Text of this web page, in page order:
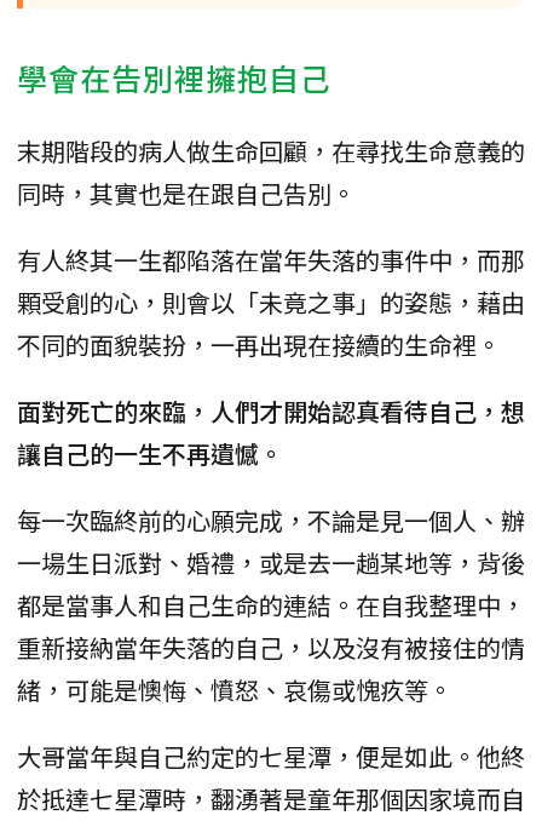
學會在告別裡擁抱自己
末期階段的病人做生命回顧，在尋找生命意義的
同時，其實也是在跟自己告別。
有人終其一生都陷落在當年失落的事件中，而那
顆受創的心，則會以「未竟之事」的姿態，藉由
不同的面貌裝扮，一再出現在接續的生命裡。
面對死亡的來臨，人們才開始認真看待自己，想
讓自己的一生不再遺憾。
每一次臨終前的心願完成，不論是見一個人、辦
一場生日派對、婚禮，或是去一趟某地等，背後
都是當事人和自己生命的連結。在自我整理中，
重新接納當年失落的自己，以及沒有被接住的情
緒，可能是懊悔、憤怒、哀傷或愧疚等。
大哥當年與自己約定的七星潭，便是如此。他終
於抵達七星潭時，翻湧著是童年那個因家境而自